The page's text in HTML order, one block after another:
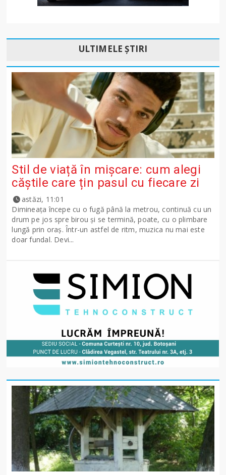
ULTIMELE ȘTIRI
Stil de viață în mișcare: cum alegi
căștile care țin pasul cu fiecare zi
astăzi, 11:01
Dimineața începe cu o fugă până la metrou, continuă cu un
drum pe jos spre birou și se termină, poate, cu o plimbare
lungă prin oraș. Într-un astfel de ritm, muzica nu mai este
doar fundal. Devi...